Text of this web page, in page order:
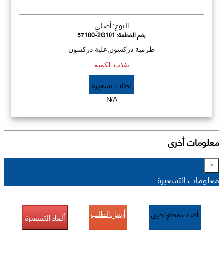
النوع: أصلي
رقم القطعة:57100-2G101
طرمبة دركسون,علبة دركسون
نفذت الكمية
اطلب تسعيرة
N/A
معلومات أخرى
×
معلومات التسعيرة
أضف قطع اخرى أرسل الطلب ألغاء التسعيرة